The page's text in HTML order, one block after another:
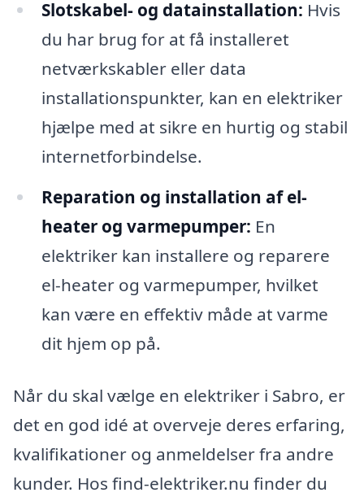
Slotskabel- og datainstallation: Hvis
du har brug for at få installeret
netværkskabler eller data
installationspunkter, kan en elektriker
hjælpe med at sikre en hurtig og stabil
internetforbindelse.
Reparation og installation af el-
heater og varmepumper: En
elektriker kan installere og reparere
el-heater og varmepumper, hvilket
kan være en effektiv måde at varme
dit hjem op på.
Når du skal vælge en elektriker i Sabro, er
det en god idé at overveje deres erfaring,
kvalifikationer og anmeldelser fra andre
kunder. Hos find-elektriker.nu finder du